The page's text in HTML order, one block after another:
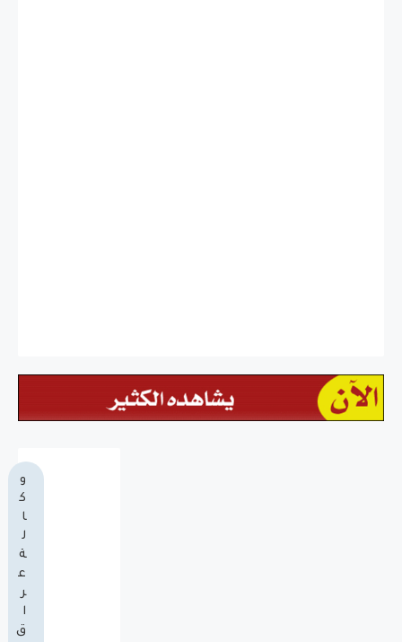
و
ك
ا
ل
ة
ع
ر
ا
ق